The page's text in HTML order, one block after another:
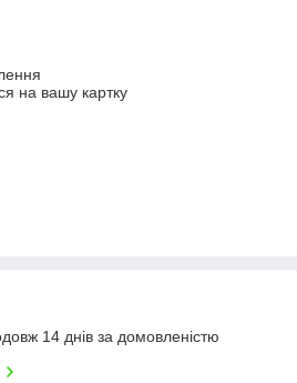
на вашу картку
14 днів за домовленістю